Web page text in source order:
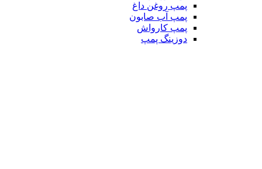
پمپ روغن داغ
پمپ آب صابون
پمپ کارواش
دوزینگ پمپ